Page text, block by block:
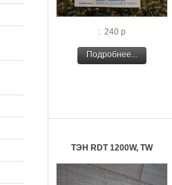
: 240 р
Подробнее...
ТЭН RDT 1200W, TW